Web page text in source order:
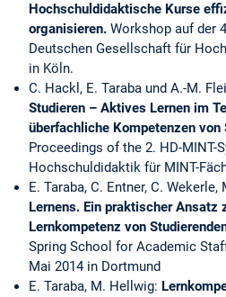
Hochschuldidaktische Kurse
organisieren. Workshop auf der
Deutschen Gesellschaft für
in Köln.
C. Hackl, E. Taraba und A.-M.
Studieren – Aktives Lernen im
überfachliche Kompetenzen von
Proceedings of the 2. HD-MINT-
Hochschuldidaktik für MINT-
E. Taraba, C. Entner, C. Wekerle,
Lernens. Ein praktischer Ansatz
Lernkompetenz von
Spring School for Academic
Mai 2014 in Dortmund
E. Taraba, M. Hellwig: